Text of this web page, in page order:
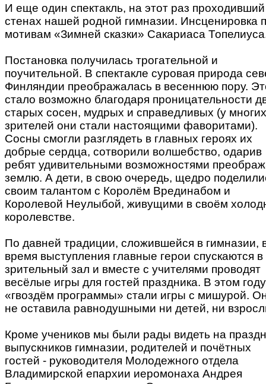
И еще один спектакль, на этот раз
стенах нашей родной гимназии. Инсценировка
мотивам «Зимней сказки» Сакариаса
Постановка получилась трогательной и
поучительной. В спектакле суровая природа
Финляндии преображалась в весеннюю пору.
стало возможно благодаря проницательности
старых сосен, мудрых и справедливых (у многих
зрителей они стали настоящими фаворитами).
Сосны смогли разглядеть в главных героях их
добрые сердца, сотворили волшебство, одарив
ребят удивительными возможностями
землю. А дети, в свою очередь, щедро
своим талантом с Королём Врединабом и
Королевой Неулыбой, живущими в своём
королевстве.
По давней традиции, сложившейся в гимназии,
время выступления главные герои спускаются в
зрительный зал и вместе с учителями проводят
весёлые игры для гостей праздника. В этом году
«гвоздём программы» стали игры с мишурой.
не оставила равнодушными ни детей, ни
Кроме учеников мы были рады видеть на
выпускников гимназии, родителей и почётных
гостей - руководителя Молодежного отдела
Владимирской епархии иеромонаха Андрея